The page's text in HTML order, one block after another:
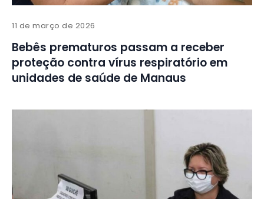
11 de março de 2026
Bebês prematuros passam a receber
proteção contra vírus respiratório em
unidades de saúde de Manaus